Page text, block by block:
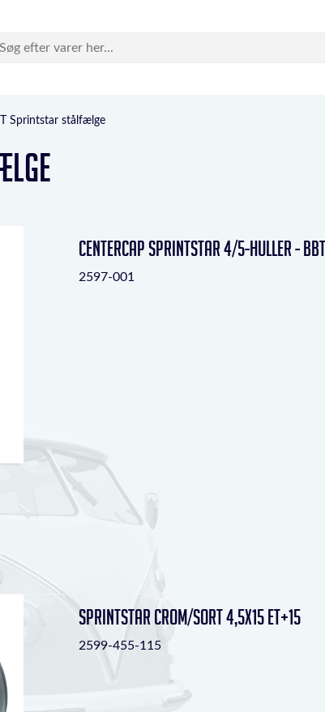
Sprintstar stålfælge
Centercap Sprintstar 4/5-huller - BBT
2597-001
Sprintstar crom/sort 4,5x15 ET+15
2599-455-115